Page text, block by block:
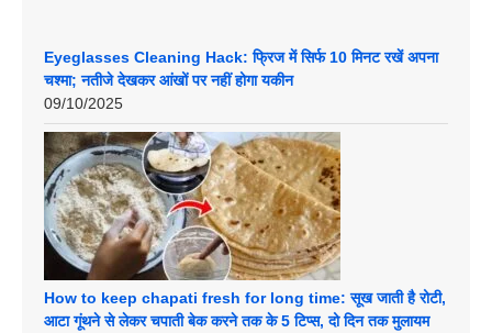
Eyeglasses Cleaning Hack: फ्रिज में सिर्फ 10 मिनट रखें अपना
चश्मा; नतीजे देखकर आंखों पर नहीं होगा यकीन
09/10/2025
How to keep chapati fresh for long time: सूख जाती है रोटी,
आटा गूंथने से लेकर चपाती बेक करने तक के 5 टिप्स, दो दिन तक मुलायम